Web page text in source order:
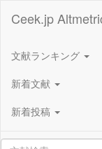
Ceek.jp
文献ランキング
新着文献
新着投稿